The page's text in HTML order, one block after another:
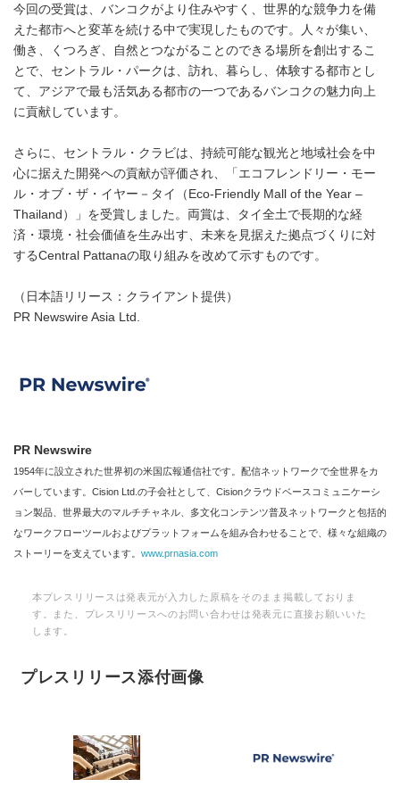
今回の受賞は、バンコクがより住みやすく、世界的な競争力を備
えた都市へと変革を続ける中で実現したものです。人々が集い、
働き、くつろぎ、自然とつながることのできる場所を創出するこ
とで、セントラル・パークは、訪れ、暮らし、体験する都市とし
て、アジアで最も活気ある都市の一つであるバンコクの魅力向上
に貢献しています。
さらに、セントラル・クラビは、持続可能な観光と地域社会を中
心に据えた開発への貢献が評価され、「エコフレンドリー・モー
ル・オブ・ザ・イヤー－タイ（Eco-Friendly Mall of the Year –
Thailand）」を受賞しました。両賞は、タイ全土で長期的な経
済・環境・社会価値を生み出す、未来を見据えた拠点づくりに対
するCentral Pattanaの取り組みを改めて示すものです。
（日本語リリース：クライアント提供）
PR Newswire Asia Ltd.
PR Newswire
1954年に設立された世界初の米国広報通信社です。配信ネットワークで全世界をカ
バーしています。Cision Ltd.の子会社として、Cisionクラウドベースコミュニケーシ
ョン製品、世界最大のマルチチャネル、多文化コンテンツ普及ネットワークと包括的
なワークフローツールおよびプラットフォームを組み合わせることで、様々な組織の
ストーリーを支えています。 www.prnasia.com
本プレスリリースは発表元が入力した原稿をそのまま掲載しておりま
す。また、プレスリリースへのお問い合わせは発表元に直接お願いいた
します。
プレスリリース添付画像